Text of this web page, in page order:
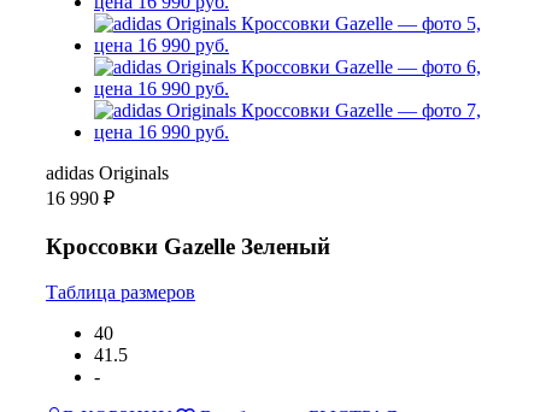
adidas Originals
16 990 ₽
Кроссовки Gazelle Зеленый
Таблица размеров
40
41.5
-